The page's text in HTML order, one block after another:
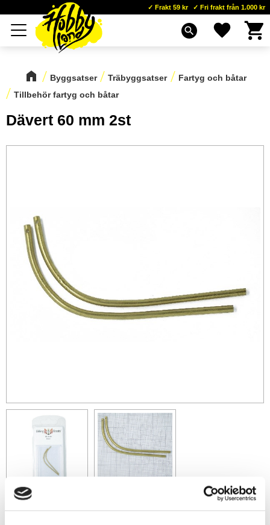
Meny
Frakt 59 kr Fri frakt från 1.000 kr
search Favoriter
Byggsatser Träbyggsatser
Fartyg och båtar
Tillbehör fartyg och båtar
Dävert 60 mm 2st